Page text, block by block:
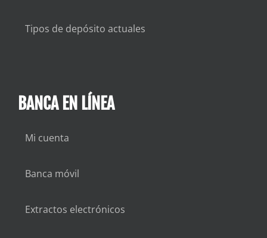
Tipos de depósito actuales
BANCA EN LÍNEA
Mi cuenta
Banca móvil
Extractos electrónicos